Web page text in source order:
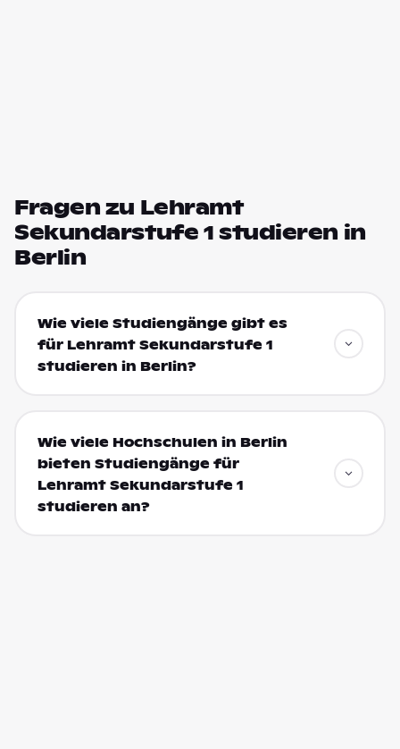
Fragen zu Lehramt
Sekundarstufe 1 studieren in
Berlin
Wie viele Studiengänge gibt es
für Lehramt Sekundarstufe 1
studieren in Berlin?
Wie viele Hochschulen in Berlin
bieten Studiengänge für
Lehramt Sekundarstufe 1
studieren an?